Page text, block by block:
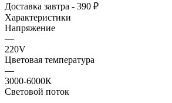
Доставка завтра - 390 ₽
Характеристики
Напряжение
—
220V
Цветовая температура
—
3000-6000К
Световой поток